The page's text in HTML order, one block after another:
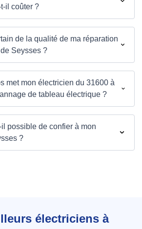
il coûter ?
de la qualité de ma réparation
Seysses ?
met mon électricien du 31600 à
de tableau électrique ?
possible de confier à mon
?
électriciens à